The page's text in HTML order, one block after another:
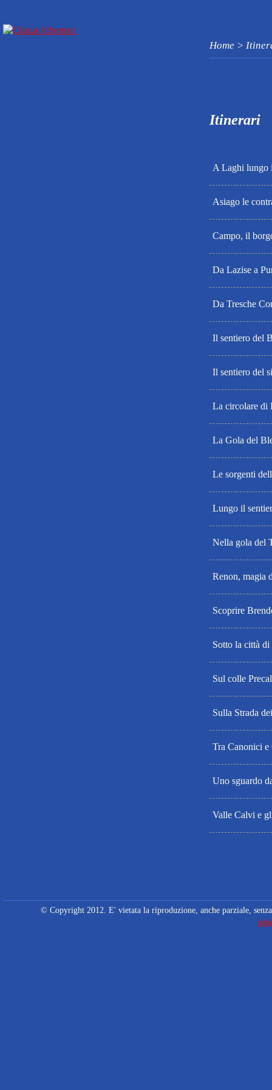
Home >
Itinerari
A Laghi lungo
Asiago le
Campo, il
Da Lazise a
Da Tresche
Il sentiero del
Il sentiero del
La circolare di
La Gola del
Le sorgenti
Lungo il
Nella gola del
Renon, magia
Scoprire
Sotto la città di
Sul colle
Sulla Strada
Tra Canonici e
Uno sguardo
Valle Calvi e
© Copyright 2012. E' vietata la riproduzione, anche parziale,